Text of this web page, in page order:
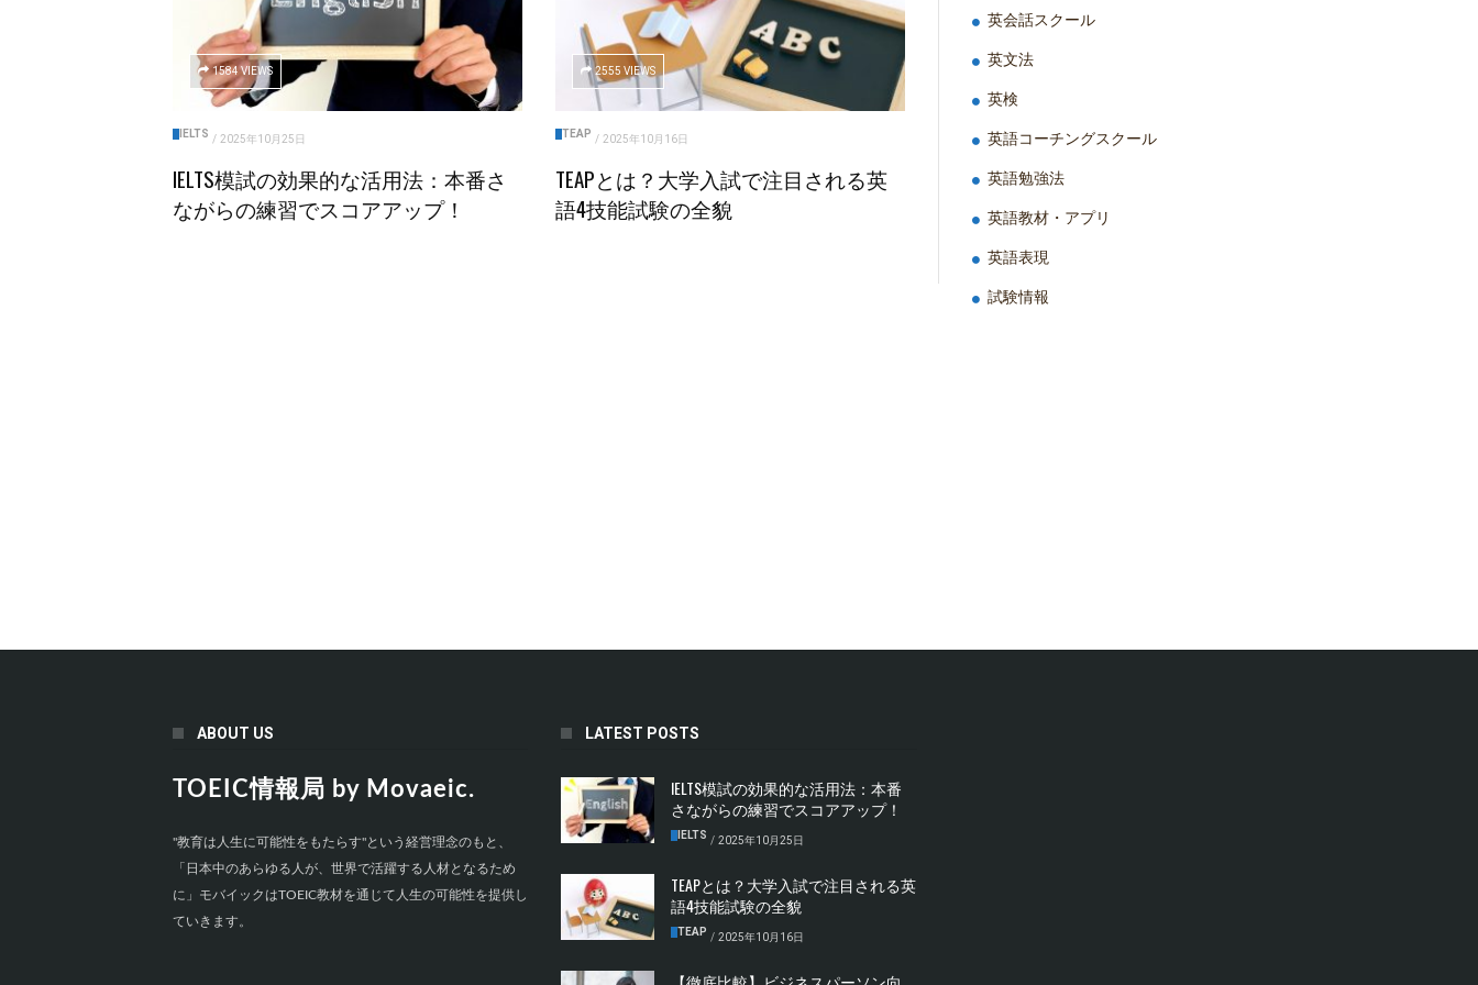
1584 VIEWS
IELTS / 2025年10月25日
IELTS模試の効果的な活用法：本番さ
ながらの練習でスコアアップ！
2555 VIEWS
TEAP / 2025年10月16日
TEAPとは？大学入試で注目される英
語4技能試験の全貌
英会話スクール
英文法
英検
英語コーチングスクール
英語勉強法
英語教材・アプリ
英語表現
試験情報
ABOUT US
TOEIC情報局 by Movaeic.
"教育は人生に可能性をもたらす"という経営理念のもと、
「日本中のあらゆる人が、世界で活躍する人材となるため
に」モバイックはTOEIC教材を通じて人生の可能性を提供し
ていきます。
LATEST POSTS
IELTS模試の効果的な活用法：本番
さながらの練習でスコアアップ！
IELTS / 2025年10月25日
TEAPとは？大学入試で注目される英
語4技能試験の全貌
TEAP / 2025年10月16日